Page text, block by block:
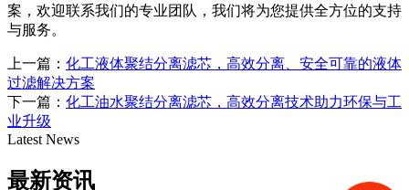
案，欢迎联系我们的专业团队，我们将为您提供全方位的支持
与服务。
上一篇： 化工液体聚结分离滤芯，高效分离、安全可靠的液体
过滤解决方案
下一篇： 化工油水聚结分离滤芯，高效分离技术助力环保与工
业升级
Latest News
最新资讯